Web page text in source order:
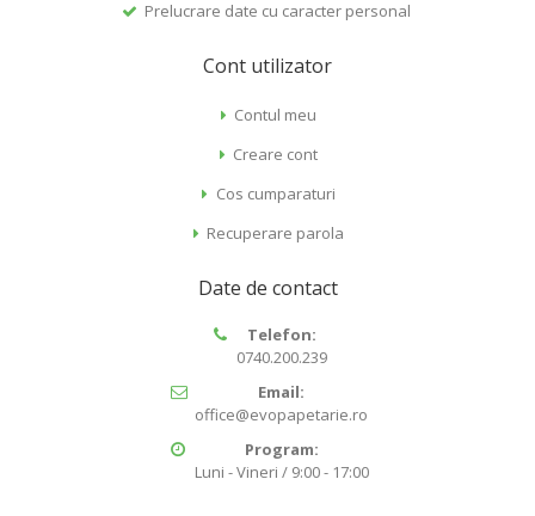
Prelucrare date cu caracter personal
Cont utilizator
Contul meu
Creare cont
Cos cumparaturi
Recuperare parola
Date de contact
Telefon:
0740.200.239
Email:
office@evopapetarie.ro
Program:
Luni - Vineri / 9:00 - 17:00